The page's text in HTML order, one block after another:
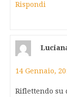
Rispondi
14 Gennaio,
Riflettendo su